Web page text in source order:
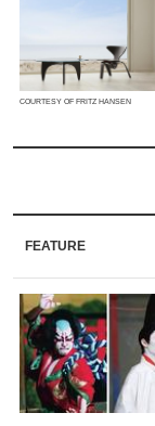
COURTESY OF FRITZ HANSEN
FEATURE